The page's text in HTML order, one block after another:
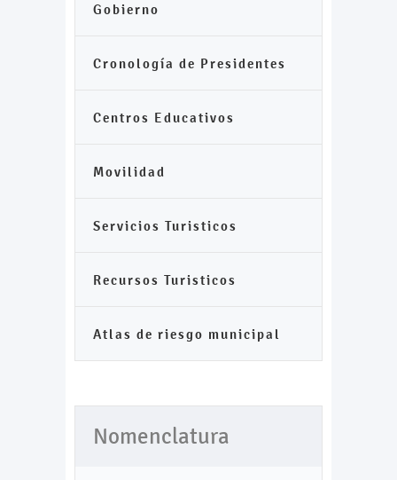
Gobierno
Cronología de Presidentes
Centros Educativos
Movilidad
Servicios Turisticos
Recursos Turisticos
Atlas de riesgo municipal
Nomenclatura